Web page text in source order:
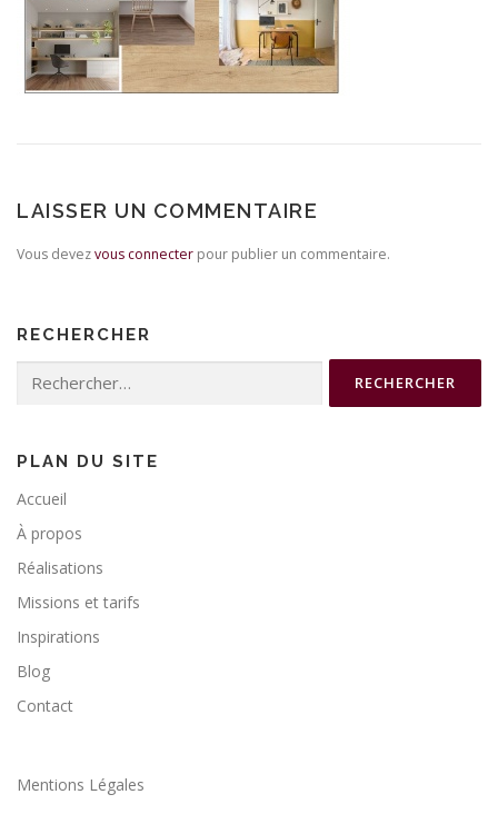
LAISSER UN COMMENTAIRE
Vous devezvous connecter pour publier un commentaire.
RECHERCHER
PLAN DU SITE
Accueil
À propos
Réalisations
Missions et tarifs
Inspirations
Blog
Contact
Mentions Légales